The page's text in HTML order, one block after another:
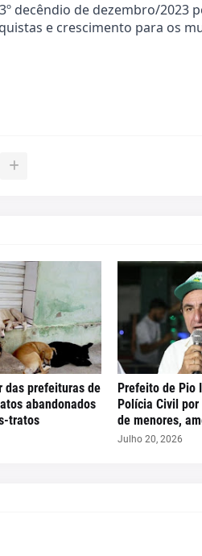
decêndio de dezembro/2023
e crescimento para os
das prefeituras de
abandonados
tratos
Prefeito de Pio
Polícia Civil
de menores,
Julho 20, 2026